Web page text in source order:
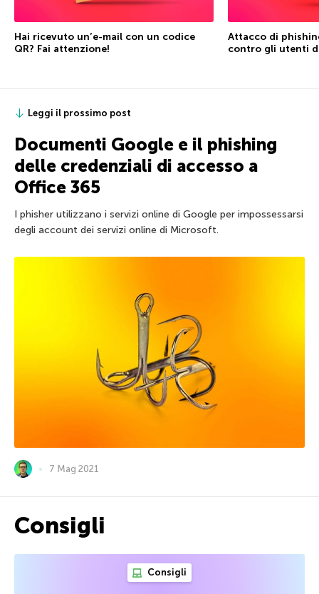
Hai ricevuto un’e-mail con un codice
QR? Fai attenzione!
Attacco di
contro gli utenti
Leggi il prossimo post
Documenti Google e il phishing
delle credenziali di accesso a
Office 365
I phisher utilizzano i servizi online di Google per impossessarsi
degli account dei servizi online di Microsoft.
7 Mag 2021
Consigli
Consigli